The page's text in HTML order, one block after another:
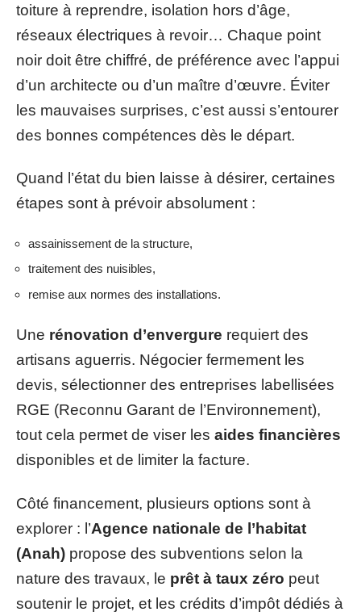
toiture à reprendre, isolation hors d’âge,
réseaux électriques à revoir… Chaque point
noir doit être chiffré, de préférence avec l’appui
d’un architecte ou d’un maître d’œuvre. Éviter
les mauvaises surprises, c’est aussi s’entourer
des bonnes compétences dès le départ.
Quand l’état du bien laisse à désirer, certaines
étapes sont à prévoir absolument :
assainissement de la structure,
traitement des nuisibles,
remise aux normes des installations.
Une rénovation d’envergure requiert des
artisans aguerris. Négocier fermement les
devis, sélectionner des entreprises labellisées
RGE (Reconnu Garant de l’Environnement),
tout cela permet de viser les aides financières
disponibles et de limiter la facture.
Côté financement, plusieurs options sont à
explorer : l’Agence nationale de l’habitat
(Anah) propose des subventions selon la
nature des travaux, le prêt à taux zéro peut
soutenir le projet, et les crédits d’impôt dédiés à